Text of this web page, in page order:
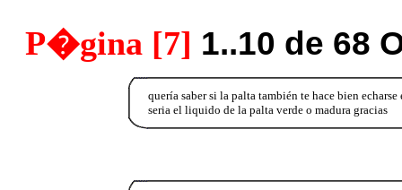
P�gina [7] 1..10 de 68
quería saber si la palta también te hace bien
seria el liquido de la palta verde o madura gracias